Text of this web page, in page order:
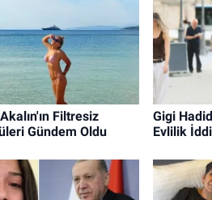
Filtresiz
Gündem Oldu
Gigi
Evlilik